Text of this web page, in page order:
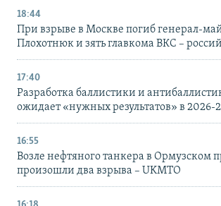
18:44
При взрыве в Москве погиб генерал-
Плохотнюк и зять главкома ВКС –
17:40
Разработка баллистики и
ожидает «нужных результатов» в 2026-
16:55
Возле нефтяного танкера в Ормузском
произошли два взрыва – UKMTO